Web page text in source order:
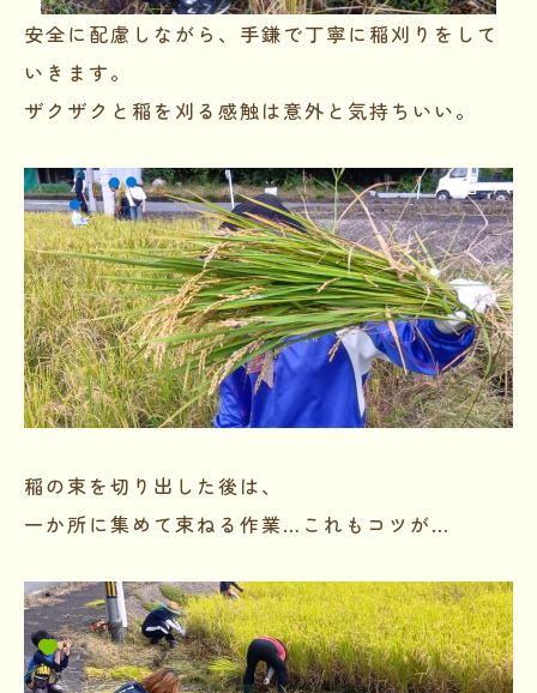
安全に配慮しながら、手鎌で丁寧に稲刈りをして
いきます。
ザクザクと稲を刈る感触は意外と気持ちいい。
稲の束を切り出した後は、
一か所に集めて束ねる作業…これもコツが…